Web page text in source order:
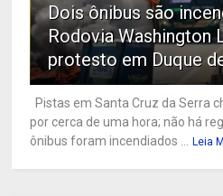
Dois ônibus são
Rodovia Washington
protesto em Duque
Pistas em Santa Cruz da Serra
por cerca de uma hora; não há
ônibus foram incendiados ...
Leia